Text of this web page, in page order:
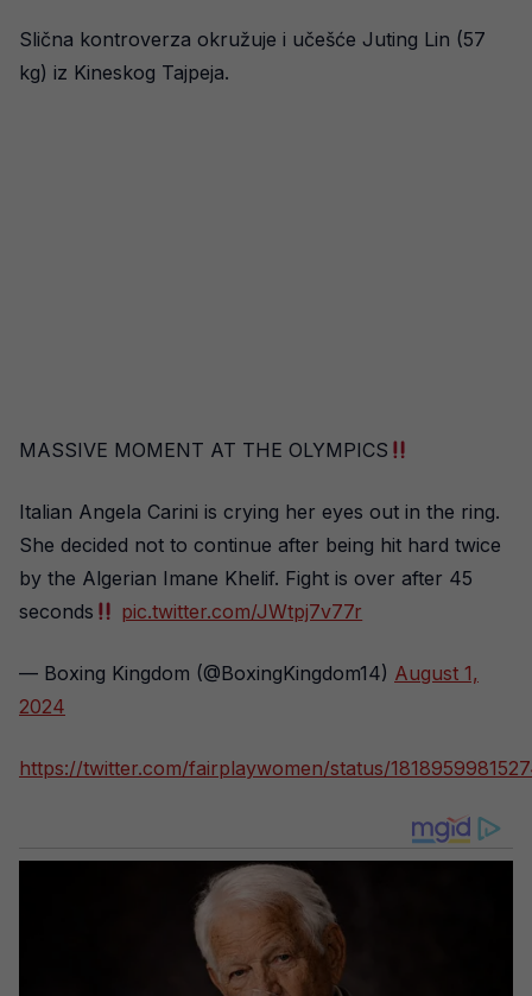
Slična kontroverza okružuje i učešće Juting Lin (57
kg) iz Kineskog Tajpeja.
MASSIVE MOMENT AT THE OLYMPICS
Italian Angela Carini is crying her eyes out in the ring.
She decided not to continue after being hit hard twice
by the Algerian Imane Khelif. Fight is over after 45
seconds
pic.twitter.com/JWtpj7v77r
— Boxing Kingdom (@BoxingKingdom14) August 1,
2024
https://twitter.com/fairplaywomen/status/